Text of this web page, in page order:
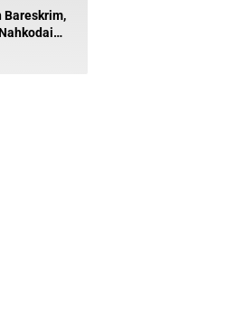
Bareskrim,